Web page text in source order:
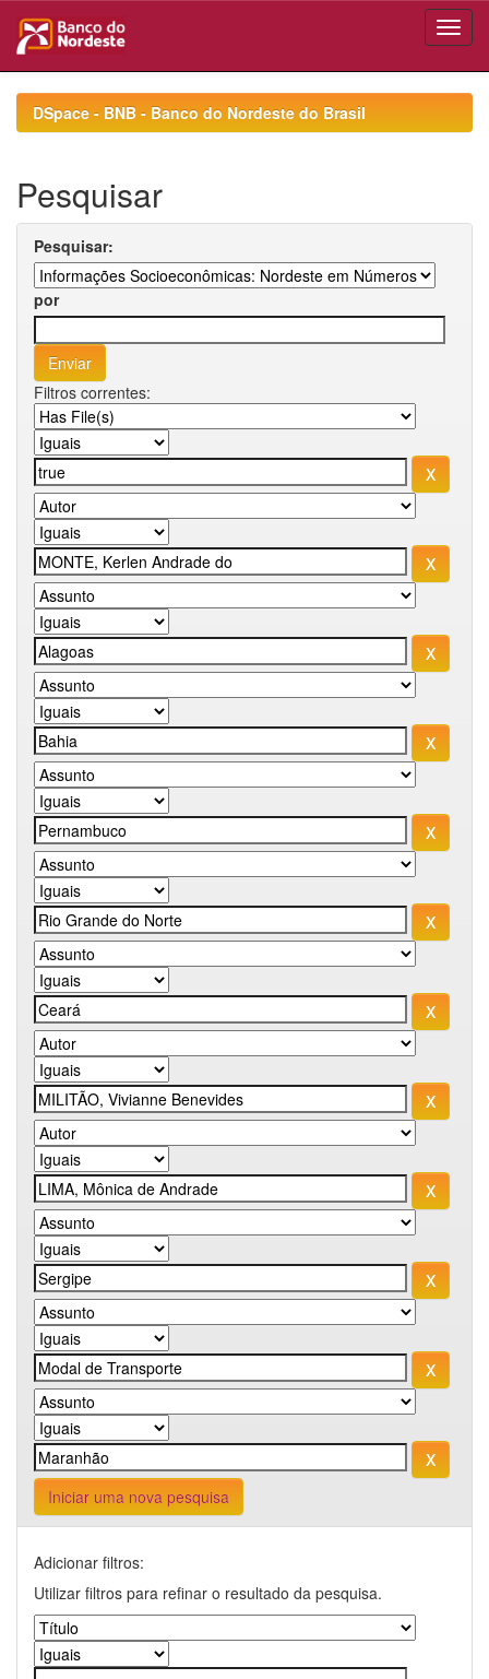
navigationDSpace - BNB - Banco do Nordeste do Brasil
Pesquisar
Pesquisar:
por
Filtros correntes:
Iniciar uma nova pesquisa
Adicionar filtros:
Utilizar filtros para refinar o resultado da pesquisa.